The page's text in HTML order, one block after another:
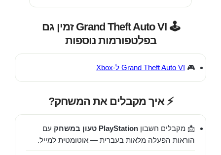
🕹️ Grand Theft Auto VI זמין גם
בפלטפורמות נוספות
🎮 Grand Theft Auto VI ל-Xbox
⚡ איך מקבלים את המשחק?
📩 מקבלים חשבון PlayStation טעון במשחק
עם
הוראות הפעלה מלאות בעברית — אוטומטית למייל.